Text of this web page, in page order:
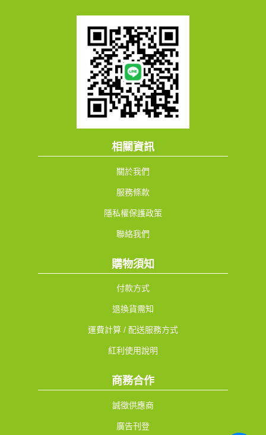
相關資訊
關於我們
服務條款
隱私權保護政策
聯絡我們
購物須知
付款方式
退換貨需知
運費計算 / 配送服務方式
紅利使用說明
商務合作
誠徵供應商
廣告刊登